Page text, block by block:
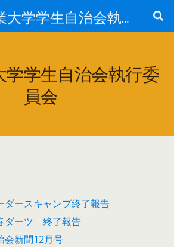
大阪産業大学学生自治会執行委員会
学学生自治会執行委
員会
ースキャンプ終了報告
ダーツ 終了報告
新聞12月号